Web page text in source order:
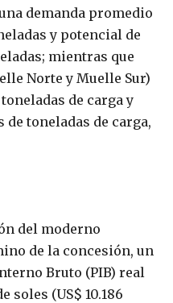
demanda promedio
y potencial de
mientras que
Norte y Muelle Sur)
de carga y
toneladas de carga,
del moderno
de la concesión, un
Bruto (PIB) real
soles (US$ 10.186